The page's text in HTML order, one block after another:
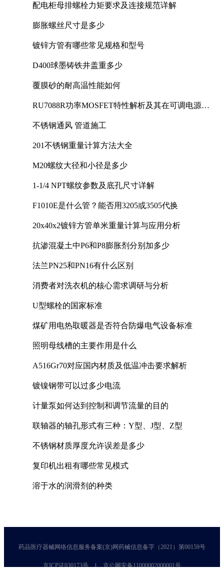
配电柜母排螺栓力矩要求及连接规范详解
膨胀螺丝尺寸是多少
镀锌方管有哪些常见规格和型号
D400球墨铸铁井盖重多少
覆膜砂的耐高温性能如何
RU7088R功率MOSFET特性解析及其在可调电源设
不锈钢通风 管道施工
201不锈钢重量计算方法大全
M20螺纹大径和小径是多少
1-1/4 NPT螺纹参数及底孔尺寸详解
F1010E是什么管？能否用3205或3505代换
20x40x2镀锌方管单米重量计算与应用分析
抗渗混凝土中P6和P8膨胀剂分别加多少
法兰PN25和PN16有什么区别
消费者对洗衣机的核心需求调研与分析
U型螺栓的国家标准
煤矿用电热取暖器是否符合防爆电气设备标准
照明母线槽的主要作用是什么
A516Gr70对应国内材质及低温冲击要求解析
镀镍钢带可以过多少电流
计量泵如何达到控制和调节流量的目的
联轴器的轴孔形式有三种：Y型、J型、Z型
不锈钢材质厚度允许误差是多少
复印机出租有哪些常见模式
溶于水的润滑剂的种类
药品医疗器械网络信息服务备案(京)网药械信息备字（2021）第00159号
京ICP证030173号 京公网安备11000002000001号